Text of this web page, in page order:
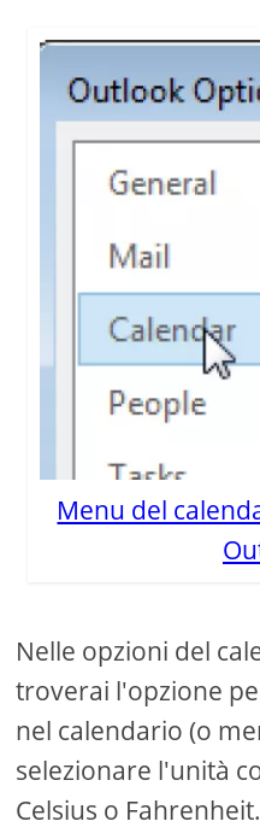
Menu del
Nelle opzioni del
troverai l'opzione
nel calendario (o
selezionare l'unità
Celsius o Fahrenheit.